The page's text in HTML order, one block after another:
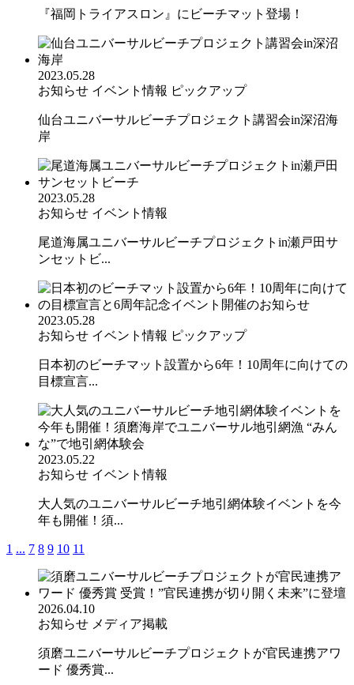
『福岡トライアスロン』にビーチマット登場！
2023.05.28
お知らせ イベント情報 ピックアップ
仙台ユニバーサルビーチプロジェクト講習会in深沼海
岸
2023.05.28
お知らせ イベント情報
尾道海属ユニバーサルビーチプロジェクトin瀬戸田サ
ンセットビ...
2023.05.28
お知らせ イベント情報 ピックアップ
日本初のビーチマット設置から6年！10周年に向けての
目標宣言...
2023.05.22
お知らせ イベント情報
大人気のユニバーサルビーチ地引網体験イベントを今
年も開催！須...
1 ... 7 8 9 10 11
2026.04.10
お知らせ メディア掲載
須磨ユニバーサルビーチプロジェクトが官民連携アワ
ード 優秀賞...